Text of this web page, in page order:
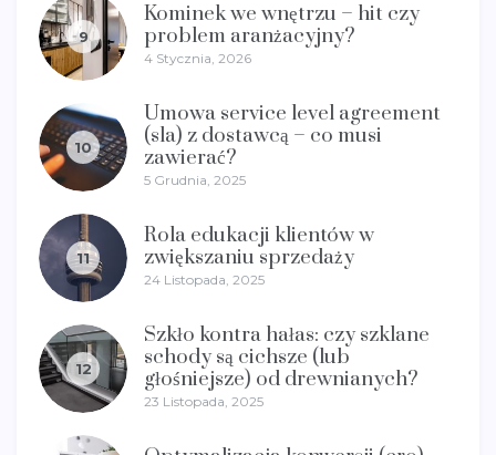
9
Kominek we wnętrzu – hit czy
problem aranżacyjny?
4 Stycznia, 2026
10
Umowa service level agreement
(sla) z dostawcą – co musi
zawierać?
5 Grudnia, 2025
11
Rola edukacji klientów w
zwiększaniu sprzedaży
24 Listopada, 2025
12
Szkło kontra hałas: czy szklane
schody są cichsze (lub
głośniejsze) od drewnianych?
23 Listopada, 2025